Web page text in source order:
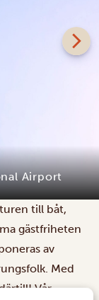
som blir
Här
till båt,
gästfriheten
av
Med
Vår